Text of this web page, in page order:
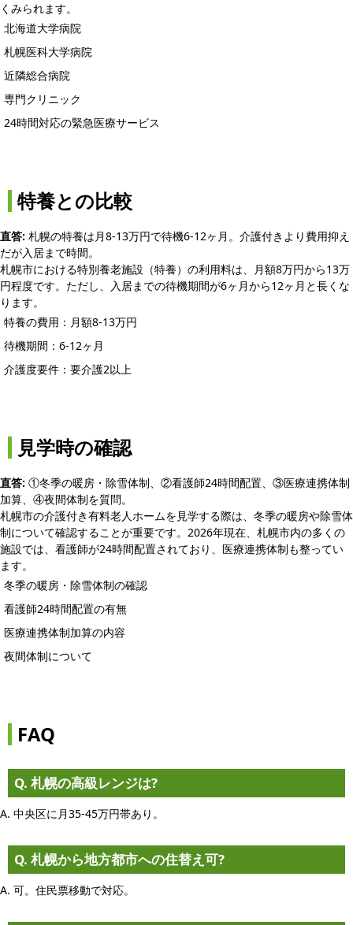
くみられます。
北海道大学病院
札幌医科大学病院
近隣総合病院
専門クリニック
24時間対応の緊急医療サービス
特養との比較
直答: 札幌の特養は月8-13万円で待機6-12ヶ月。介護付きより費用抑え
だが入居まで時間。
札幌市における特別養老施設（特養）の利用料は、月額8万円から13万
円程度です。ただし、入居までの待機期間が6ヶ月から12ヶ月と長くな
ります。
特養の費用：月額8-13万円
待機期間：6-12ヶ月
介護度要件：要介護2以上
見学時の確認
直答: ①冬季の暖房・除雪体制、②看護師24時間配置、③医療連携体制
加算、④夜間体制を質問。
札幌市の介護付き有料老人ホームを見学する際は、冬季の暖房や除雪体
制について確認することが重要です。2026年現在、札幌市内の多くの
施設では、看護師が24時間配置されており、医療連携体制も整ってい
ます。
冬季の暖房・除雪体制の確認
看護師24時間配置の有無
医療連携体制加算の内容
夜間体制について
FAQ
Q. 札幌の高級レンジは?
A. 中央区に月35-45万円帯あり。
Q. 札幌から地方都市への住替え可?
A. 可。住民票移動で対応。